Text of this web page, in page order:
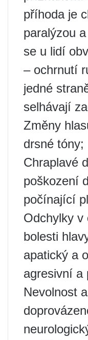
příhoda je
paralýzou
se u lidí
– ochrnutí
jedné
selhávají
Změny
drsné tóny;
Chraplavé
poškození
počínající
Odchylky v
bolesti
apatický a
agresivní a
Nevolnost